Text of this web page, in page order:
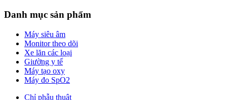
Danh mục sản phẩm
Máy siêu âm
Monitor theo dõi
Xe lăn các loại
Giường y tế
Máy tạo oxy
Máy đo SpO2
Chỉ phẫu thuật